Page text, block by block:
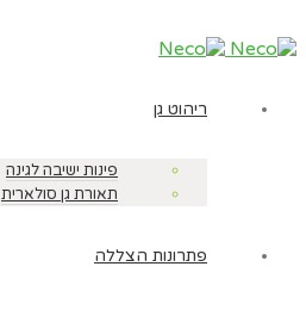
ריהוט גן
פינות ישיבה לגינה
תאורת גן סולארית
פתרונות הצללה